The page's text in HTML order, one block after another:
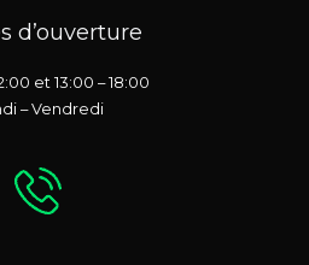
d’ouverture
et 13:00 – 18:00
– Vendredi